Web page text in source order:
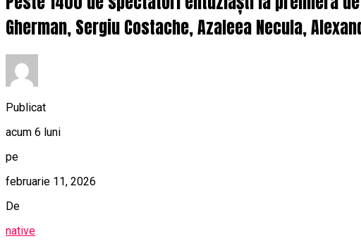
Gherman, Sergiu Costache, Azaleea Necula,
Publicat
acum 6 luni
pe
februarie 11, 2026
De
native